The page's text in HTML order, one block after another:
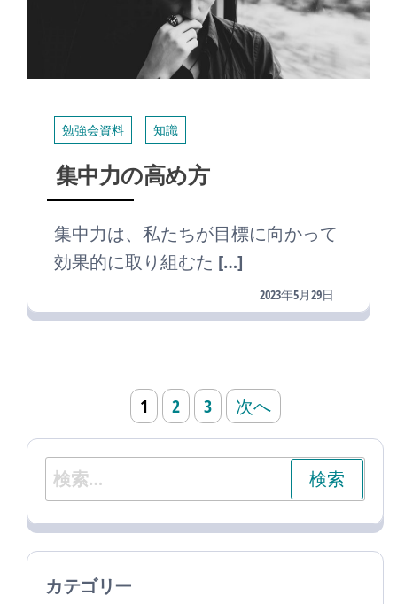
勉強会資料 知識
集中力の高め方
集中力は、私たちが目標に向かって
効果的に取り組むた […]
2023年5月29日
稿
ナ
ビ
ゲ
ー
シ
1 2 3 次へ
検
索:
カテゴリー